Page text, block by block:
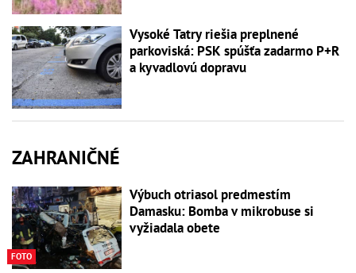
Vysoké Tatry riešia preplnené
parkoviská: PSK spúšťa zadarmo P+R
a kyvadlovú dopravu
ZAHRANIČNÉ
FOTO
Výbuch otriasol predmestím
Damasku: Bomba v mikrobuse si
vyžiadala obete